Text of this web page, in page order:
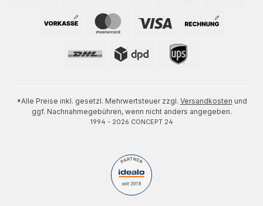
*Alle Preise inkl. gesetzl. Mehrwertsteuer zzgl. Versandkosten und
ggf. Nachnahmegebühren, wenn nicht anders angegeben.
1994 - 2026 CONCEPT 24